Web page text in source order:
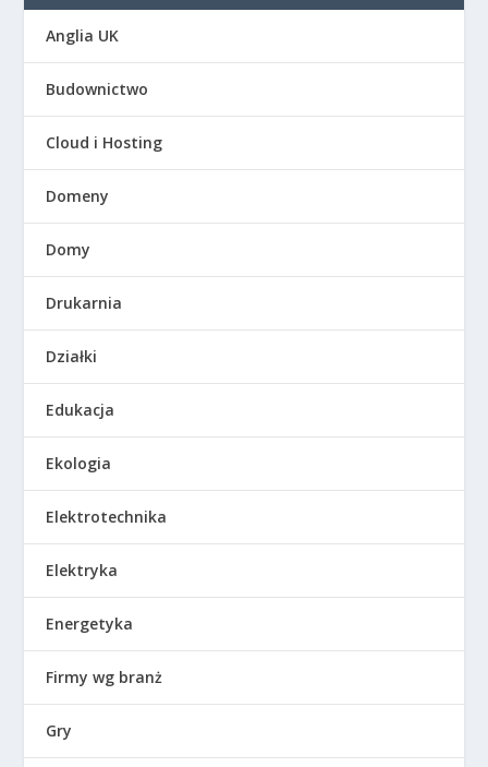
Anglia UK
Budownictwo
Cloud i Hosting
Domeny
Domy
Drukarnia
Działki
Edukacja
Ekologia
Elektrotechnika
Elektryka
Energetyka
Firmy wg branż
Gry